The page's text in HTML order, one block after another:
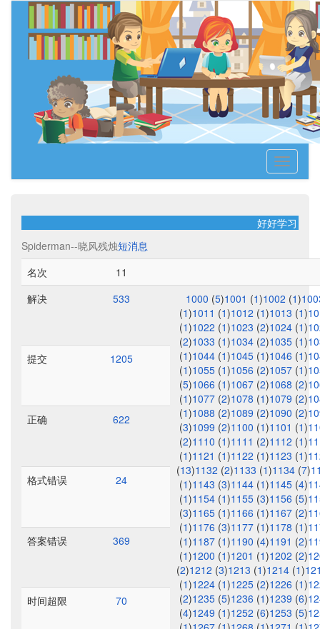
Toggle
好好学习！天
Spiderman--晓风残烛短消息
名次
11
解决
533 1000 (5)1001 (1)1002 (1)
(1)1011 (1)1012 (1)1013 (1)
(1)1022 (1)1023 (2)1024 (1)
(2)1033 (1)1034 (2)1035 (1)
(1)1044 (1)1045 (1)1046 (1)
(1)1055 (1)1056 (2)1057 (1)
(5)1066 (1)1067 (2)1068 (2)
(1)1077 (2)1078 (1)1079 (2)
(1)1088 (2)1089 (2)1090 (2)
(3)1099 (2)1100 (1)1101 (1)
(2)1110 (1)1111 (2)1112 (1)
(1)1121 (1)1122 (1)1123 (1)
(13)1132 (2)1133 (1)1134 (7)
(1)1143 (3)1144 (1)1145 (4)
(1)1154 (1)1155 (3)1156 (5)
(3)1165 (1)1166 (1)1167 (2)
(1)1176 (3)1177 (1)1178 (1)
(1)1187 (1)1190 (4)1191 (2)
(1)1200 (1)1201 (1)1202 (2)
(2)1212 (3)1213 (1)1214 (1)
(1)1224 (1)1225 (2)1226 (1)
(2)1235 (5)1236 (1)1239 (6)
(4)1249 (1)1252 (6)1253 (5)
提交 1205
正确 622
格式错误 24
答案错误 369
时间超限 70